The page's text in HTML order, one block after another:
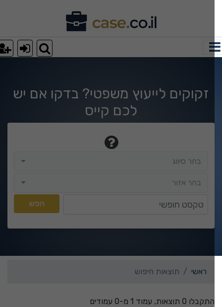
חיפוש
זקוקים לייעוץ משפטי? בדקו אם יש
לכם קייס
בחר סיווג
בחר אזור
חפש
ראשי תוצאות חיפוש
התקבלו 0 תוצאות, עמוד 1 מ-0 עמודים